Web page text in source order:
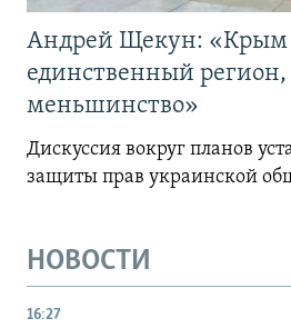
Андрей Щекун: «Крым
единственный
меньшинство»
Дискуссия вокруг планов
защиты прав украинской
НОВОСТИ
16:27